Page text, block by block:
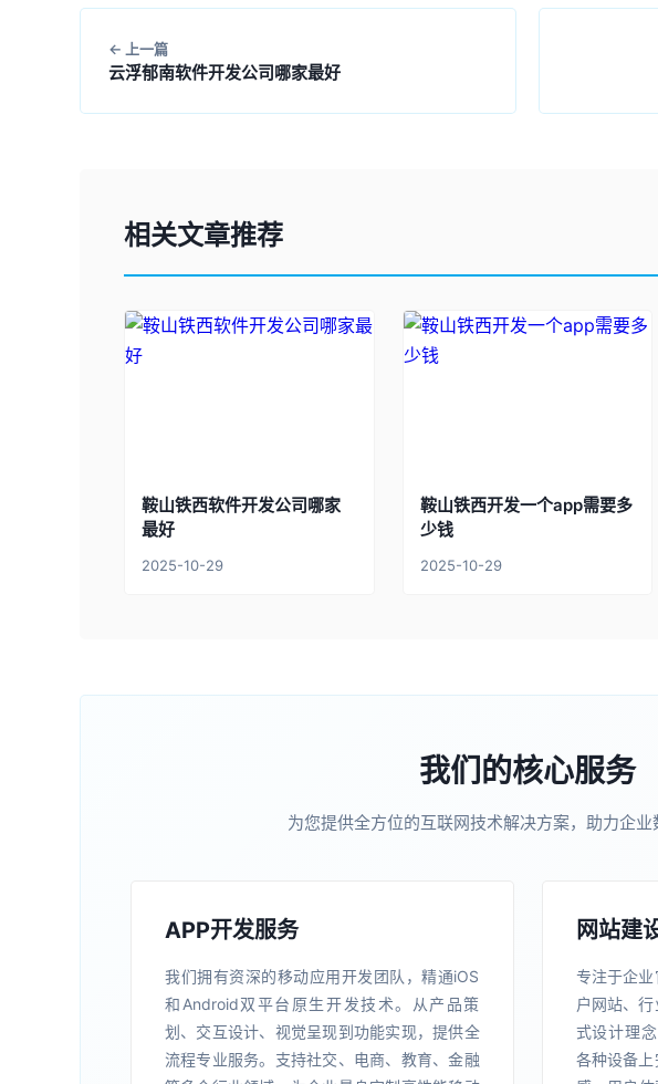
上一篇
云浮郁南软件开发公司哪家最好
相关文章推荐
鞍山铁西软件开发公司哪家
最好
2025-10-29
鞍山铁西开发一个app需要多
少钱
2025-10-29
我们的核心服务
为您提供全方位的互联网技术解决方案，助力企业
APP开发服务
我们拥有资深的移动应用开发团队，精通iOS
和Android双平台原生开发技术。从产品策
划、交互设计、视觉呈现到功能实现，提供全
流程专业服务。支持社交、电商、教育、金融
网站建
专注于企
户网站、
式设计理
各种设备